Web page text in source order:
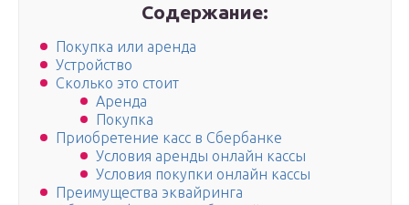
Содержание:
Покупка или аренда
Устройство
Сколько это стоит
Аренда
Покупка
Приобретение касс в Сбербанке
Условия аренды онлайн кассы
Условия покупки онлайн кассы
Преимущества эквайринга